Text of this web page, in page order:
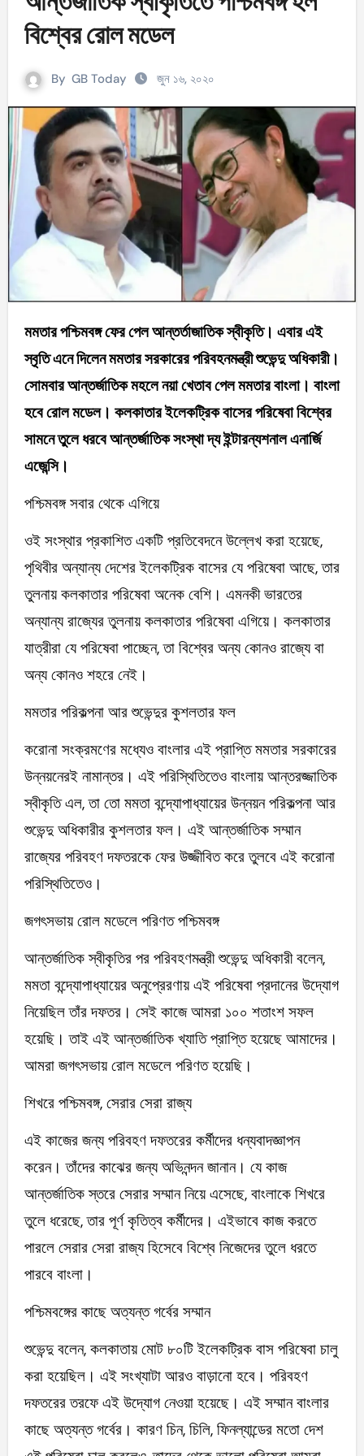
বিশ্বের রোল মডেল
By GB Today জুন ১৬, ২০২০
মমতার পশ্চিমবঙ্গ ফের পেল আন্তর্তাজাতিক স্বীকৃতি। এবার এই
স্বৃতি এনে দিলেন মমতার সরকারের পরিবহনমন্ত্রী শুভেন্দু অধিকারী।
সোমবার আন্তর্জাতিক মহলে নয়া খেতাব পেল মমতার বাংলা। বাংলা
হবে রোল মডেল। কলকাতার ইলেকট্রিক বাসের পরিষেবা বিশ্বের
সামনে তুলে ধরবে আন্তর্জাতিক সংস্থা দ্য ইন্টারন্যশনাল এনার্জি
এজেন্সি।
পশ্চিমবঙ্গ সবার থেকে এগিয়ে
ওই সংস্থার প্রকাশিত একটি প্রতিবেদনে উল্লেখ করা হয়েছে,
পৃথিবীর অন্যান্য দেশের ইলেকট্রিক বাসের যে পরিষেবা আছে, তার
তুলনায় কলকাতার পরিষেবা অনেক বেশি। এমনকী ভারতের
অন্যান্য রাজ্যের তুলনায় কলকাতার পরিষেবা এগিয়ে। কলকাতার
যাত্রীরা যে পরিষেবা পাচ্ছেন, তা বিশ্বের অন্য কোনও রাজ্যে বা
অন্য কোনও শহরে নেই।
মমতার পরিকল্পনা আর শুভেন্দুর কুশলতার ফল
করোনা সংক্রমণের মধ্যেও বাংলার এই প্রাপ্তি মমতার সরকারের
উন্নয়নেরই নামান্তর। এই পরিস্থিতিতেও বাংলায় আন্তরজ্জাতিক
স্বীকৃতি এল, তা তো মমতা বন্দ্যোপাধ্যায়ের উন্নয়ন পরিকল্পনা আর
শুভেন্দু অধিকারীর কুশলতার ফল। এই আন্তর্জাতিক সম্মান
রাজ্যের পরিবহণ দফতরকে ফের উজ্জীবিত করে তুলবে এই করোনা
পরিস্থিতিতেও।
জগৎসভায় রোল মডেলে পরিণত পশ্চিমবঙ্গ
আন্তর্জাতিক স্বীকৃতির পর পরিবহণমন্ত্রী শুভেন্দু অধিকারী বলেন,
মমতা বন্দ্যোপাধ্যায়ের অনুপ্রেরণায় এই পরিষেবা প্রদানের উদ্যোগ
নিয়েছিল তাঁর দফতর। সেই কাজে আমরা ১০০ শতাংশ সফল
হয়েছি। তাই এই আন্তর্জাতিক খ্যাতি প্রাপ্তি হয়েছে আমাদের।
আমরা জগৎসভায় রোল মডেলে পরিণত হয়েছি।
শিখরে পশ্চিমবঙ্গ, সেরার সেরা রাজ্য
এই কাজের জন্য পরিবহণ দফতরের কর্মীদের ধন্যবাদজ্ঞাপন
করেন। তাঁদের কাঝের জন্য অভিনন্দন জানান। যে কাজ
আন্তর্জাতিক স্তরে সেরার সম্মান নিয়ে এসেছে, বাংলাকে শিখরে
তুলে ধরেছে, তার পূর্ণ কৃতিত্ব কর্মীদের। এইভাবে কাজ করতে
পারলে সেরার সেরা রাজ্য হিসেবে বিশ্বে নিজেদের তুলে ধরতে
পারবে বাংলা।
পশ্চিমবঙ্গের কাছে অত্যন্ত গর্বের সম্মান
শুভেন্দু বলেন, কলকাতায় মোট ৮০টি ইলেকট্রিক বাস পরিষেবা চালু
করা হয়েছিল। এই সংখ্যাটা আরও বাড়ানো হবে। পরিবহণ
দফতরের তরফে এই উদ্যোগ নেওয়া হয়েছে। এই সম্মান বাংলার
কাছে অত্যন্ত গর্বের। কারণ চিন, চিলি, ফিনল্যান্ডের মতো দেশ